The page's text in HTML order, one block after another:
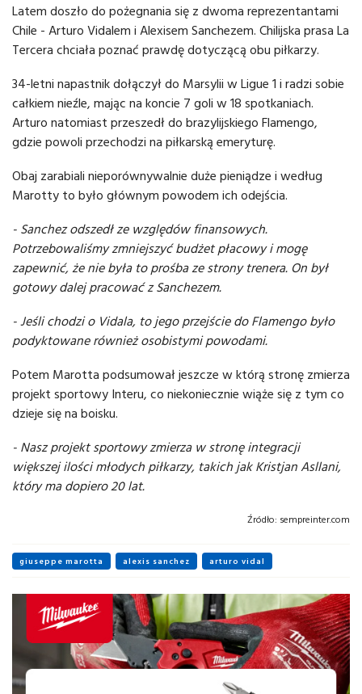
Latem doszło do pożegnania się z dwoma reprezentantami
Chile - Arturo Vidalem i Alexisem Sanchezem. Chilijska prasa La
Tercera chciała poznać prawdę dotyczącą obu piłkarzy.
34-letni napastnik dołączył do Marsylii w Ligue 1 i radzi sobie
całkiem nieźle, mając na koncie 7 goli w 18 spotkaniach.
Arturo natomiast przeszedł do brazylijskiego Flamengo,
gdzie powoli przechodzi na piłkarską emeryturę.
Obaj zarabiali nieporównywalnie duże pieniądze i według
Marotty to było głównym powodem ich odejścia.
- Sanchez odszedł ze względów finansowych.
Potrzebowaliśmy zmniejszyć budżet płacowy i mogę
zapewnić, że nie była to prośba ze strony trenera. On był
gotowy dalej pracować z Sanchezem.
- Jeśli chodzi o Vidala, to jego przejście do Flamengo było
podyktowane również osobistymi powodami.
Potem Marotta podsumował jeszcze w którą stronę zmierza
projekt sportowy Interu, co niekoniecznie wiąże się z tym co
dzieje się na boisku.
- Nasz projekt sportowy zmierza w stronę integracji
większej ilości młodych piłkarzy, takich jak Kristjan Asllani,
który ma dopiero 20 lat.
Źródło: sempreinter.com
giuseppe marotta alexis sanchez arturo vidal